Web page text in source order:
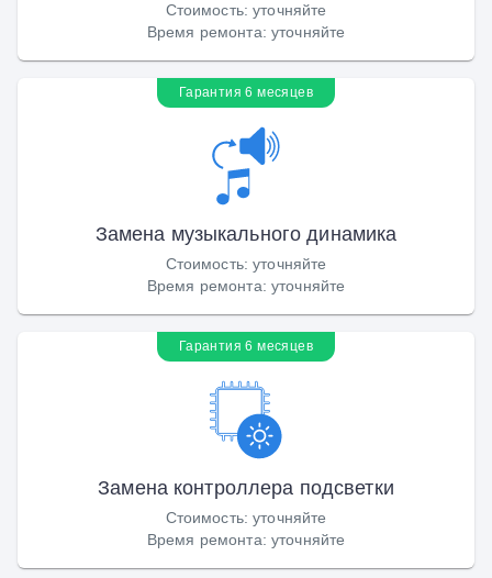
Стоимость:уточняйте
Время ремонта: уточняйте
Гарантия 6 месяцев
Замена музыкального динамика
Стоимость:уточняйте
Время ремонта: уточняйте
Гарантия 6 месяцев
Замена контроллера подсветки
Стоимость:уточняйте
Время ремонта: уточняйте